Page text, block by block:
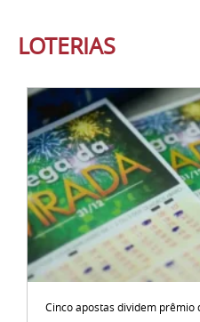
LOTERIAS
Cinco apostas dividem prêmio